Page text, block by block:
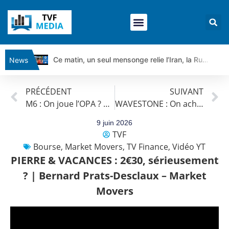
News
Ce matin, un seul mensonge relie l’Iran, la Russie et Trump | par Louis Antoine Michelet
Ce que Trump, Téhéran et Pékin ne veulent pas que vous voyiez ensemble | par Louis-Antoine Michelet
Vente du Turbo infini BEST PUT COINBASE WO83V à 0,51 € (+46 %)
Gaza, Iran, Chine : la guerre mondiale vient de commencer | par Louis-Antoine Michelet
Jean Marie Seronie :Loi agricole : vraie réforme ou simple réponse à la colère ?| Interview Éco
DAX40 : Poursuite de la croissance ? | Erick Sebban – Chrono DAX
PRÉCÉDENT
M6 : On joue l’OPA ? | Bernard Prats-Desclaux – Market Movers
SUIVANT
WAVESTONE : On achète ? | Bernard Prats-Desclaux – Market Movers
9 juin 2026
TVF
Bourse, Market Movers, TV Finance, Vidéo YT
PIERRE & VACANCES : 2€30, sérieusement
? | Bernard Prats-Desclaux – Market
Movers